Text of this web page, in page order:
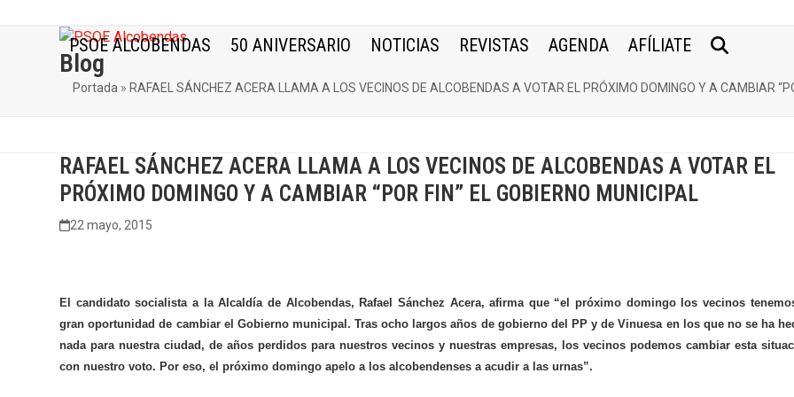
PSOE ALCOBENDAS 50 ANIVERSARIO NOTICIAS REVISTAS AGENDA AFÍLIATE
Blog
Portada » RAFAEL SÁNCHEZ ACERA LLAMA A LOS VECINOS DE ALCOBENDAS A VOTAR EL PRÓXIMO DOMINGO Y A CAMBIAR
RAFAEL SÁNCHEZ ACERA LLAMA A LOS VECINOS DE ALCOBENDAS A VOTAR EL
PRÓXIMO DOMINGO Y A CAMBIAR “POR FIN” EL GOBIERNO MUNICIPAL
22 mayo, 2015
El candidato socialista a la Alcaldía de Alcobendas, Rafael Sánchez Acera, afirma que “el próximo domingo los vecinos
gran oportunidad de cambiar el Gobierno municipal. Tras ocho largos años de gobierno del PP y de Vinuesa en los que no se ha
nada para nuestra ciudad, de años perdidos para nuestros vecinos y nuestras empresas, los vecinos podemos cambiar esta
con nuestro voto. Por eso, el próximo domingo apelo a los alcobendenses a acudir a las urnas”.